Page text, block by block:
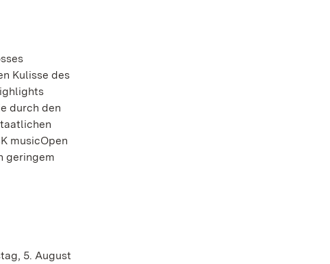
Kulisse des
durch den
musicOpen
geringem
5. August